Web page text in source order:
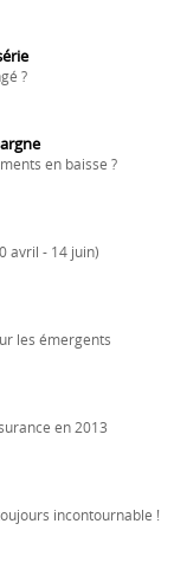
?
en baisse ?
avril - 14 juin)
les émergents
en 2013
incontournable !